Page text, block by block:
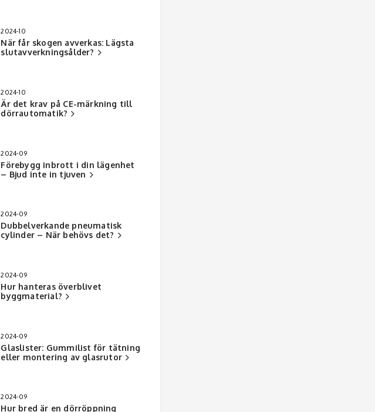
2024-10
När får skogen avverkas: Lägsta
slutavverkningsålder?
2024-10
Är det krav på CE-märkning till
dörrautomatik?
2024-09
Förebygg inbrott i din lägenhet
– Bjud inte in tjuven
2024-09
Dubbelverkande pneumatisk
cylinder – När behövs det?
2024-09
Hur hanteras överblivet
byggmaterial?
2024-09
Glaslister: Gummilist för tätning
eller montering av glasrutor
2024-09
Hur bred är en dörröppning